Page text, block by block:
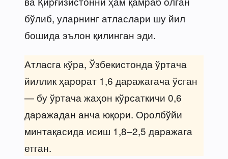
бўлиб, уларнинг атласлари шу йил
бошида эълон қилинган эди.
Атласга кўра, Ўзбекистонда ўртача
йиллик ҳарорат 1,6 даражагача ўсган
— бу ўртача жаҳон кўрсаткичи 0,6
даражадан анча юқори. Оролбўйи
минтақасида исиш 1,8–2,5 даражага
етган.